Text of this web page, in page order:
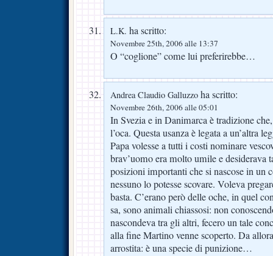
L.K. ha scritto:
Novembre 25th, 2006 alle 13:37
O “coglione” come lui preferirebbe…
Andrea Claudio Galluzzo ha scritto:
Novembre 26th, 2006 alle 05:01
In Svezia e in Danimarca è tradizione
l’oca. Questa usanza è legata a un’altra
Papa volesse a tutti i costi nominare
brav’uomo era molto umile e desiderava
posizioni importanti che si nascose in un
nessuno lo potesse scovare. Voleva
basta. C’erano però delle oche, in quel
sa, sono animali chiassosi: non
nascondeva tra gli altri, fecero un tale
alla fine Martino venne scoperto. Da
arrostita: è una specie di punizione…